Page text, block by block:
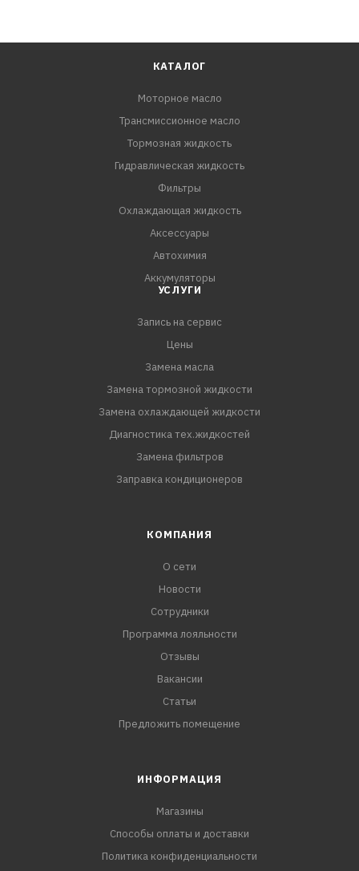
КАТАЛОГ
Моторное масло
Трансмиссионное масло
Тормозная жидкость
Гидравлическая жидкость
Фильтры
Охлаждающая жидкость
Аксессуары
Автохимия
Аккумуляторы
УСЛУГИ
Запись на сервис
Цены
Замена масла
Замена тормозной жидкости
Замена охлаждающей жидкости
Диагностика тех.жидкостей
Замена фильтров
Заправка кондиционеров
КОМПАНИЯ
О сети
Новости
Сотрудники
Программа лояльности
Отзывы
Вакансии
Статьи
Предложить помещение
ИНФОРМАЦИЯ
Магазины
Способы оплаты и доставки
Политика конфиденциальности